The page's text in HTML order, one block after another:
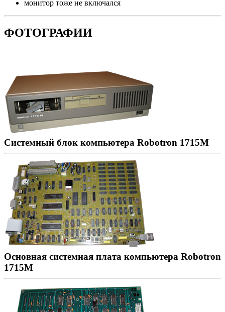
монитор тоже не включался
ФОТОГРАФИИ
Системный блок компьютера Robotron 1715М
Основная системная плата компьютера Robotron
1715М